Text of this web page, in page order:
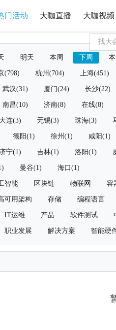
门活动 大咖直播 大咖视频
明天 本周 下周
(798) 杭州(704) 上海(451)
武汉(31) 厦门(24) 长沙(22)
南昌(10) 济南(8) 在线(8)
大连(3) 无锡(3) 珠海(3)
德阳(1) 徐州(1) 咸阳(1)
宁(1) 吉林(1) 洛阳(1)
曼谷(1) 海口(1)
智能 区块链 物联网 容
可用架构 存储 编程语言
IT运维 产品 软件测试
职业发展 解决方案 智能硬